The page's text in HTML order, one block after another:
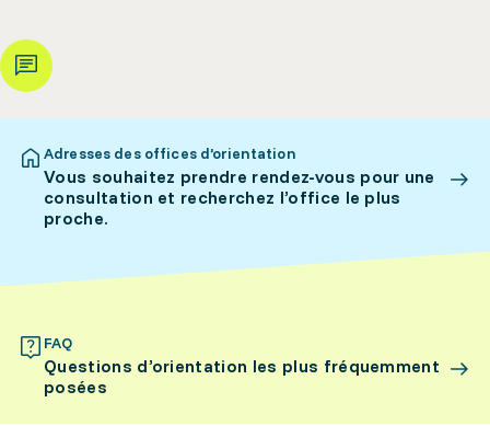
Adresses des offices d’orientation
Vous souhaitez prendre rendez-vous pour une
consultation et recherchez l’office le plus
proche.
FAQ
Questions d’orientation les plus fréquemment
posées